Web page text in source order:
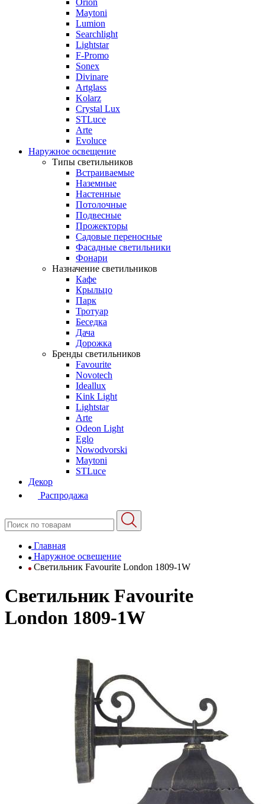
Orion
Maytoni
Lumion
Searchlight
Lightstar
F-Promo
Sonex
Divinare
Artglass
Kolarz
Crystal Lux
STLuce
Arte
Evoluce
Наружное освещение
Типы светильников
Встраиваемые
Наземные
Настенные
Потолочные
Подвесные
Прожекторы
Садовые переносные
Фасадные светильники
Фонари
Назначение светильников
Кафе
Крыльцо
Парк
Тротуар
Беседка
Дача
Дорожка
Бренды светильников
Favourite
Novotech
Ideallux
Kink Light
Lightstar
Arte
Odeon Light
Eglo
Nowodvorski
Maytoni
STLuce
Декор
Распродажа
Главная
Наружное освещение
Светильник Favourite London 1809-1W
Светильник Favourite
London 1809-1W